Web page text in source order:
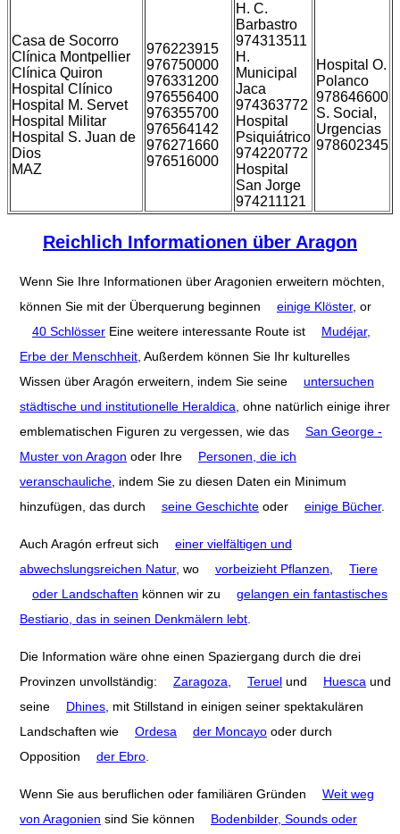
Casa de Socorro
Clínica Montpellier
Clínica Quiron
Hospital Clínico
Hospital M. Servet
Hospital Militar
Hospital S. Juan de
Dios
MAZ
976223915
976750000
976331200
976556400
976355700
976564142
976271660
976516000
H. C.
Barbastro
974313511
H.
Municipal
Jaca
974363772
Hospital
Psiquiátrico
974220772
Hospital
San Jorge
974211121
Hospital O.
Polanco
978646600
S. Social,
Urgencias
978602345
Reichlich Informationen über Aragon
Wenn Sie Ihre Informationen über Aragonien erweitern möchten,
können Sie mit der Überquerung beginnen
einige Klöster, or
40 Schlösser Eine weitere interessante Route ist
Mudéjar,
Erbe der Menschheit, Außerdem können Sie Ihr kulturelles
Wissen über Aragón erweitern, indem Sie seine
untersuchen
städtische und institutionelle Heraldica, ohne natürlich einige ihrer
emblematischen Figuren zu vergessen, wie das
San George -
Muster von Aragon oder Ihre
Personen, die ich
veranschauliche, indem Sie zu diesen Daten ein Minimum
hinzufügen, das durch
seine Geschichte oder einige Bücher.
Auch Aragón erfreut sich
einer vielfältigen und
abwechslungsreichen Natur, wo vorbeizieht Pflanzen,
Tiere
oder Landschaften können wir zu
gelangen ein fantastisches
Bestiario, das in seinen Denkmälern lebt.
Die Information wäre ohne einen Spaziergang durch die drei
Provinzen unvollständig:
Zaragoza, Teruel und Huesca und
seine
Dhines, mit Stillstand in einigen seiner spektakulären
Landschaften wie
Ordesa der Moncayo oder durch
Opposition
der Ebro.
Wenn Sie aus beruflichen oder familiären Gründen
Weit weg
von Aragonien sind Sie können
Bodenbilder, Sounds oder